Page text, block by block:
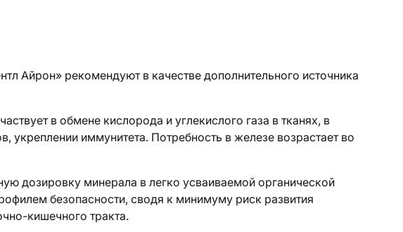
Айрон» рекомендуют в качестве дополнительного источника
в обмене кислорода и углекислого газа в тканях, в
укреплении иммунитета. Потребность в железе возрастает во
дозировку минерала в легко усваиваемой органической
безопасности, сводя к минимуму риск развития
кишечного тракта.